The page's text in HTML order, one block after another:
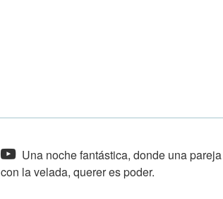
Una noche fantástica, donde una
con la velada, querer es poder.